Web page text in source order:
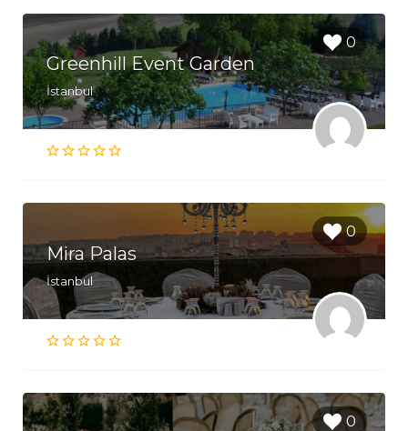
0
Greenhill Event Garden
İstanbul
0
Mira Palas
İstanbul
0